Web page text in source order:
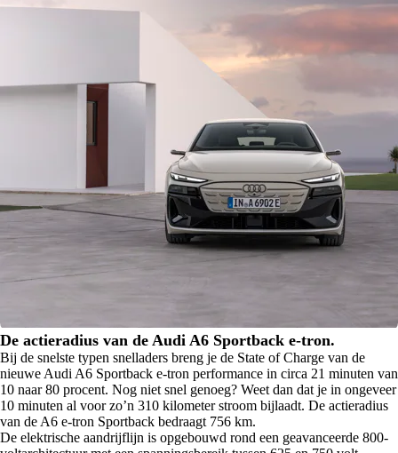
De actieradius van de Audi A6 Sportback e-tron.
Bij de snelste typen snelladers breng je de State of Charge van de
nieuwe Audi A6 Sportback e-tron performance in circa 21 minuten van
10 naar 80 procent. Nog niet snel genoeg? Weet dan dat je in ongeveer
10 minuten al voor zo’n 310 kilometer stroom bijlaadt. De actieradius
van de A6 e-tron Sportback bedraagt 756 km.
De elektrische aandrijflijn is opgebouwd rond een geavanceerde 800-